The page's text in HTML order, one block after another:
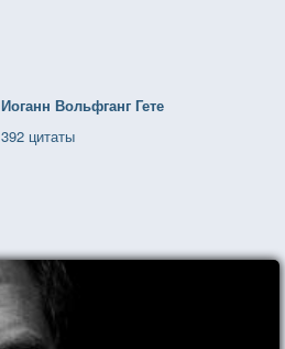
Иоганн Вольфганг Гете
392 цитаты